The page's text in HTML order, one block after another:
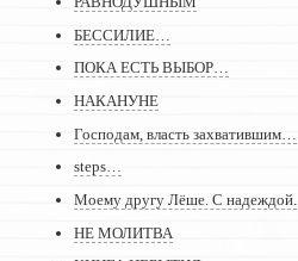
БЕССИЛИЕ…
ПОКА ЕСТЬ ВЫБОР…
НАКАНУНЕ
Господам, власть захватившим…
steps…
Моему другу Лёше. С надеждой.
НЕ МОЛИТВА